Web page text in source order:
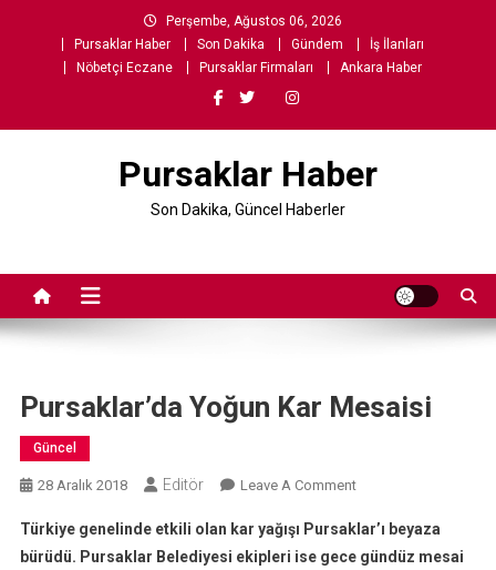
Perşembe, Ağustos 06, 2026
Pursaklar Haber
Son Dakika Gündem
İş İlanları
Nöbetçi Eczane
Pursaklar Firmaları Ankara Haber
Pursaklar Haber
Son Dakika, Güncel Haberler
Pursaklar’da Yoğun Kar Mesaisi
Güncel
28 Aralık 2018 Editör Leave A CommentOn
Yoğun
Kar
Türkiye genelinde etkili olan kar yağışı Pursaklar’ı beyaza
bürüdü. Pursaklar Belediyesi ekipleri ise gece gündüz mesai